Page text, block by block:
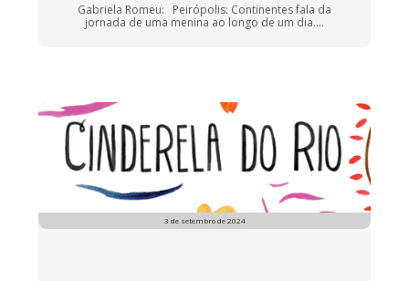
Gabriela Romeu: Peirópolis: Continentes fala da
jornada de uma menina ao longo de um dia....
3 de setembro de 2024